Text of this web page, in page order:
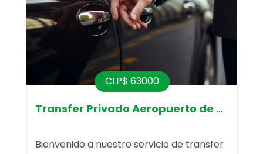
CLP$ 63000
Transfer Privado Aeropuerto de
Bienvenido a nuestro servicio de transfer